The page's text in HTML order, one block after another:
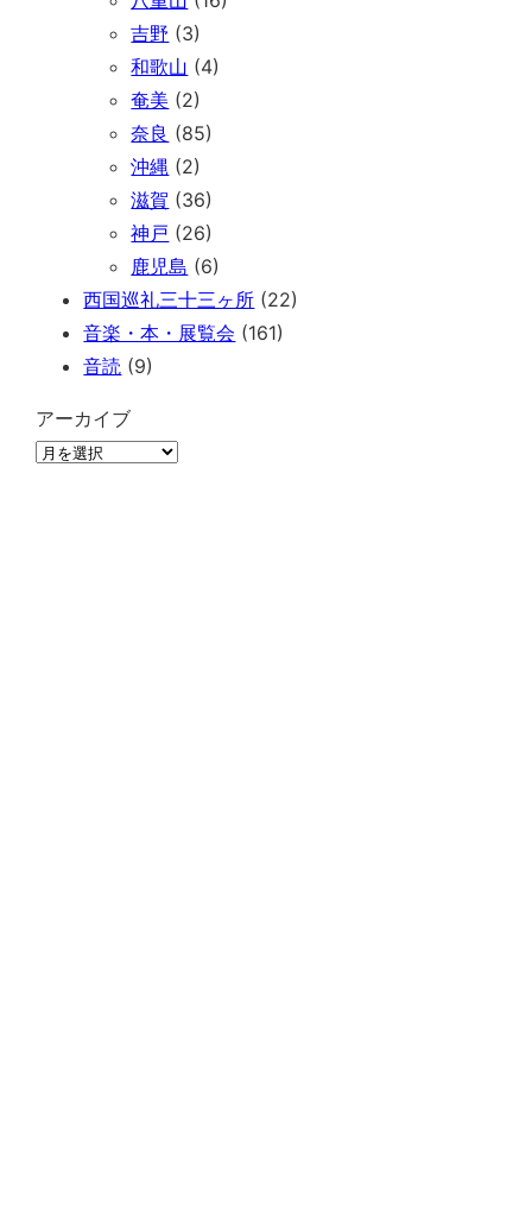
吉野 (3)
和歌山 (4)
奄美 (2)
奈良 (85)
沖縄 (2)
滋賀 (36)
神戸 (26)
鹿児島 (6)
西国巡礼三十三ヶ所 (22)
音楽・本・展覧会 (161)
音読 (9)
アーカイブ